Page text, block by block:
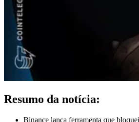
Resumo da notícia:
Binance lança ferramenta que